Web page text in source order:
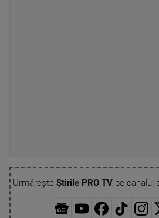
Urmărește Știrile PRO TVpe canalul